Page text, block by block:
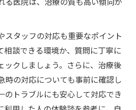
スタッフの対応も重要なポイント
相談できる環境か、質問に丁寧に
ックしましょう。さらに、治療後
時の対応についても事前に確認し
のトラブルにも安心して対応でき